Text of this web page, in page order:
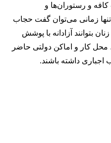
کافه و رستوران‌ها و
تنها زمانی می‌توان گفت حجاب
بتوانند آزادانه با پوشش
محل کار و اماکن دولتی حاضر
داشته باشند.